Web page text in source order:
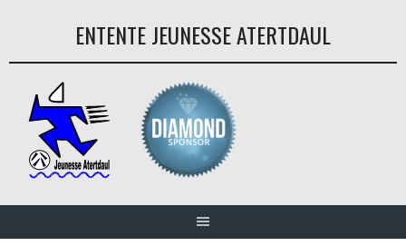
ENTENTE JEUNESSE ATERTDAUL